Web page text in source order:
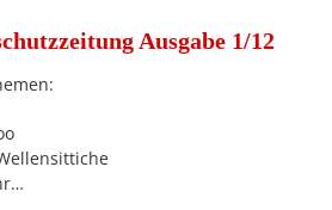
Ausgabe 1/12